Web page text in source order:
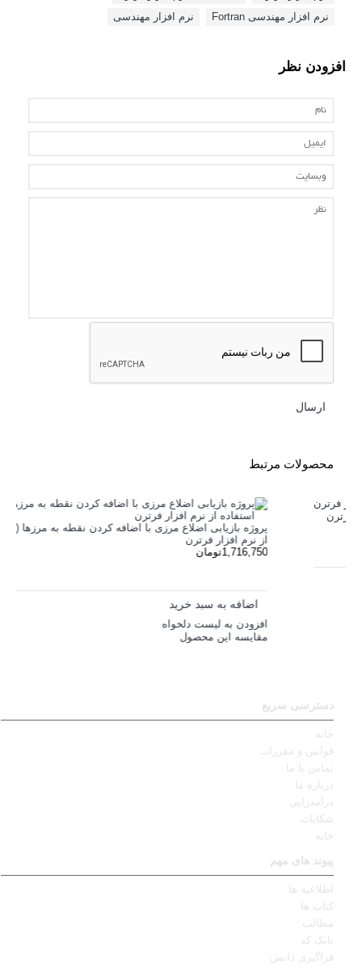
نرم افزار مهندسی Fortran
نرم افزار مهندسی
افزودن نظر
ارسال
محصولات مرتبط
افزار دینامیک مولکولی با استفاده از نرم افزار فرترن
پروژه
دسترسی سریع
خانه
قوانین و مقررات
تماس با ما
درباره ما
درآمدزایی
شکایات
خانه
پیوند های مهم
اطلاعیه ها
کتاب ها
مطالب
بانک کد
فراگیری دانش